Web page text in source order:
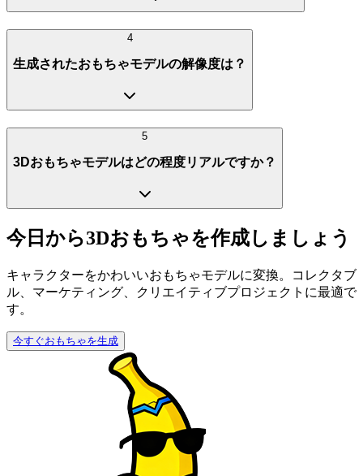
4
生成されたおもちゃモデルの解像度は？
5
3Dおもちゃモデルはどの程度リアルですか？
今日から3Dおもちゃを作成しましょう
キャラクターをかわいいおもちゃモデルに変換。コレクタブ
ル、マーケティング、クリエイティブプロジェクトに最適で
す。
今すぐおもちゃを生成